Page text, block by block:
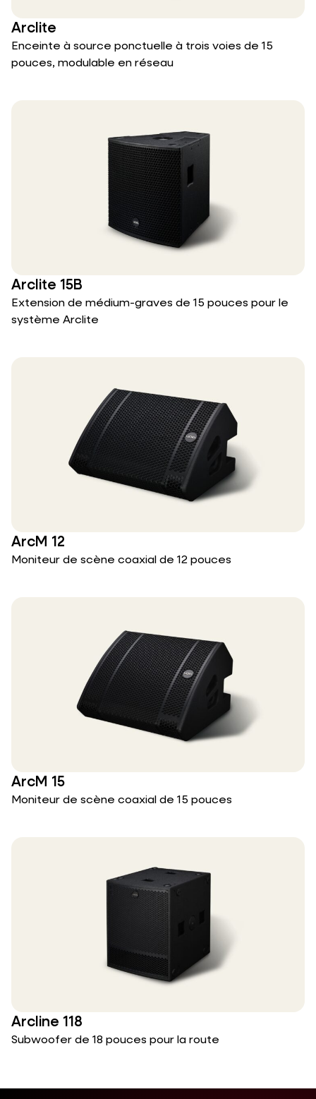
Arclite
Enceinte à source ponctuelle à trois voies de 15
pouces, modulable en réseau
Arclite 15B
Extension de médium-graves de 15 pouces pour le
système Arclite
ArcM 12
Moniteur de scène coaxial de 12 pouces
ArcM 15
Moniteur de scène coaxial de 15 pouces
Arcline 118
Subwoofer de 18 pouces pour la route